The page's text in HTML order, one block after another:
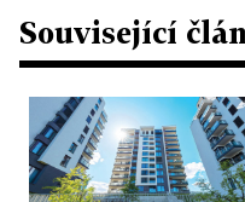
Související